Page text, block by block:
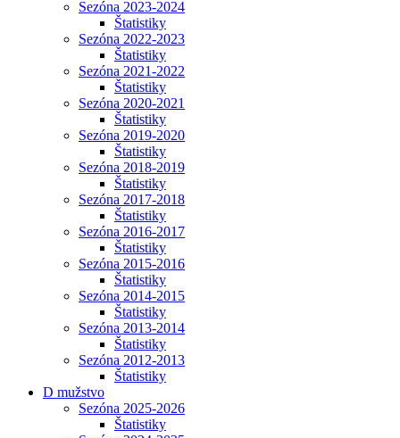
Sezóna 2023-2024
Štatistiky
Sezóna 2022-2023
Štatistiky
Sezóna 2021-2022
Štatistiky
Sezóna 2020-2021
Štatistiky
Sezóna 2019-2020
Štatistiky
Sezóna 2018-2019
Štatistiky
Sezóna 2017-2018
Štatistiky
Sezóna 2016-2017
Štatistiky
Sezóna 2015-2016
Štatistiky
Sezóna 2014-2015
Štatistiky
Sezóna 2013-2014
Štatistiky
Sezóna 2012-2013
Štatistiky
D mužstvo
Sezóna 2025-2026
Štatistiky